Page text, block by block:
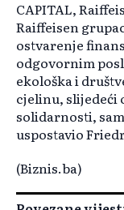
CAPITAL,
Raiffeisen
ostvarenje
odgovornim
ekološka i
cjelinu, slijedeći
solidarnosti,
uspostavio
(Biznis.ba)